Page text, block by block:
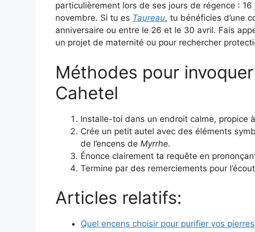
particulièrement lors de ses jours de régence :
novembre. Si tu es Taureau, tu bénéficies d’une
anniversaire ou entre le 26 et le 30 avril. Fais
un projet de maternité ou pour rechercher
Méthodes pour invoquer
Cahetel
Installe-toi dans un endroit calme, propice
Crée un petit autel avec des éléments
de l’encens de Myrrhe.
Énonce clairement ta requête en
Termine par des remerciements pour
Articles relatifs:
Quel encens choisir pour purifier vos